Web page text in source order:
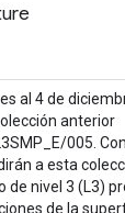
al 4 de
anterior
005.
a esta
de nivel 3 (L3)
de la